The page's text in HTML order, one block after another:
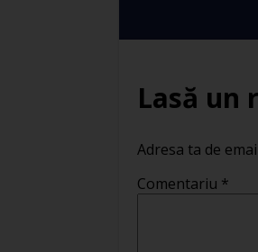
Lasă un
Adresa ta de
Comentariu *